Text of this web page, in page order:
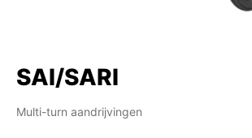
SAI/SARI
Multi-turn aandrijvingen